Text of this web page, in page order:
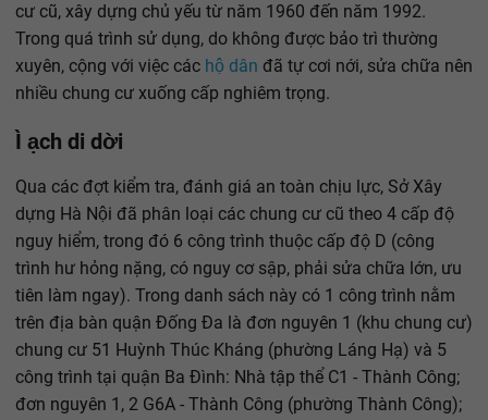
cư cũ, xây dựng chủ yếu từ năm 1960 đến năm 1992.
Trong quá trình sử dụng, do không được bảo trì thường
xuyên, cộng với việc các hộ dân đã tự cơi nới, sửa chữa nên
nhiều chung cư xuống cấp nghiêm trọng.
Ì ạch di dời
Qua các đợt kiểm tra, đánh giá an toàn chịu lực, Sở Xây
dựng Hà Nội đã phân loại các chung cư cũ theo 4 cấp độ
nguy hiểm, trong đó 6 công trình thuộc cấp độ D (công
trình hư hỏng nặng, có nguy cơ sập, phải sửa chữa lớn, ưu
tiên làm ngay). Trong danh sách này có 1 công trình nằm
trên địa bàn quận Đống Đa là đơn nguyên 1 (khu chung cư)
chung cư 51 Huỳnh Thúc Kháng (phường Láng Hạ) và 5
công trình tại quận Ba Đình: Nhà tập thể C1 - Thành Công;
đơn nguyên 1, 2 G6A - Thành Công (phường Thành Công);